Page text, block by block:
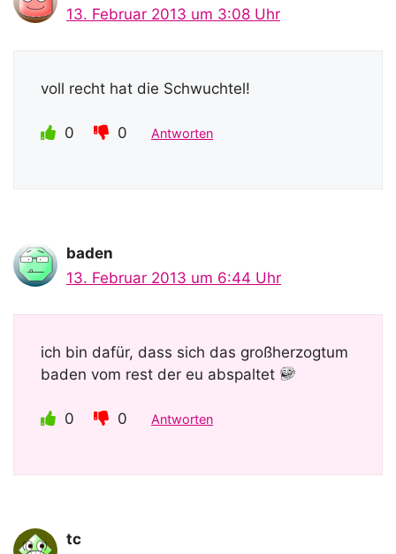
13. Februar 2013 um 3:08 Uhr
voll recht hat die Schwuchtel!
0 0 Antworten
baden
13. Februar 2013 um 6:44 Uhr
ich bin dafür, dass sich das großherzogtum
baden vom rest der eu abspaltet
0 0 Antworten
tc